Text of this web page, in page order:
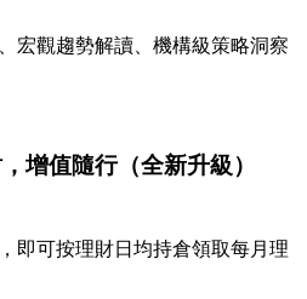
宏觀趨勢解讀、機構級策略洞察
增值隨行（全新升級）
即可按理財日均持倉領取每月理